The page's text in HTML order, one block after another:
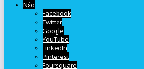
Νέα
Facebook
Twitter
Google
YouTube
LinkedIn
Pinterest
Foursquare